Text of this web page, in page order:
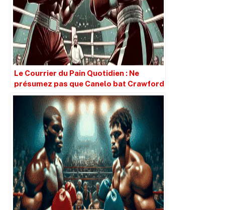
Le Courrier du Pain Quotidien : Ne
présumez pas que Canelo bat Crawford
simplement parce qu’il est plus grand.